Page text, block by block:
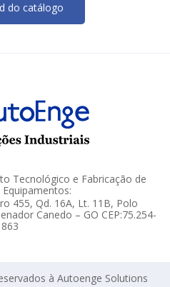
do catálogo
Tecnológico e Fabricação de
455, Qd. 16A, Lt. 11B, Polo
Canedo – GO CEP:75.254-
863
à Autoenge Solutions